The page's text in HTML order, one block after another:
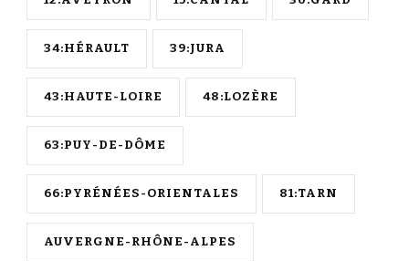
34:HÉRAULT 39:JURA
43:HAUTE-LOIRE 48:LOZÈRE
63:PUY-DE-DÔME
66:PYRÉNÉES-ORIENTALES 81:TARN
AUVERGNE-RHÔNE-ALPES